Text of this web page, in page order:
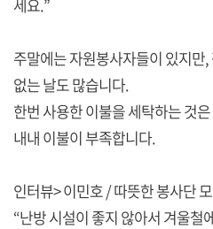
세요.”
주말에는 자원봉사자들이 있지만
없는 날도 많습니다.
한번 사용한 이불을 세탁하는 것
내내 이불이 부족합니다.
인터뷰> 이민호 / 따뜻한 봉사단
“난방 시설이 좋지 않아서 겨울철